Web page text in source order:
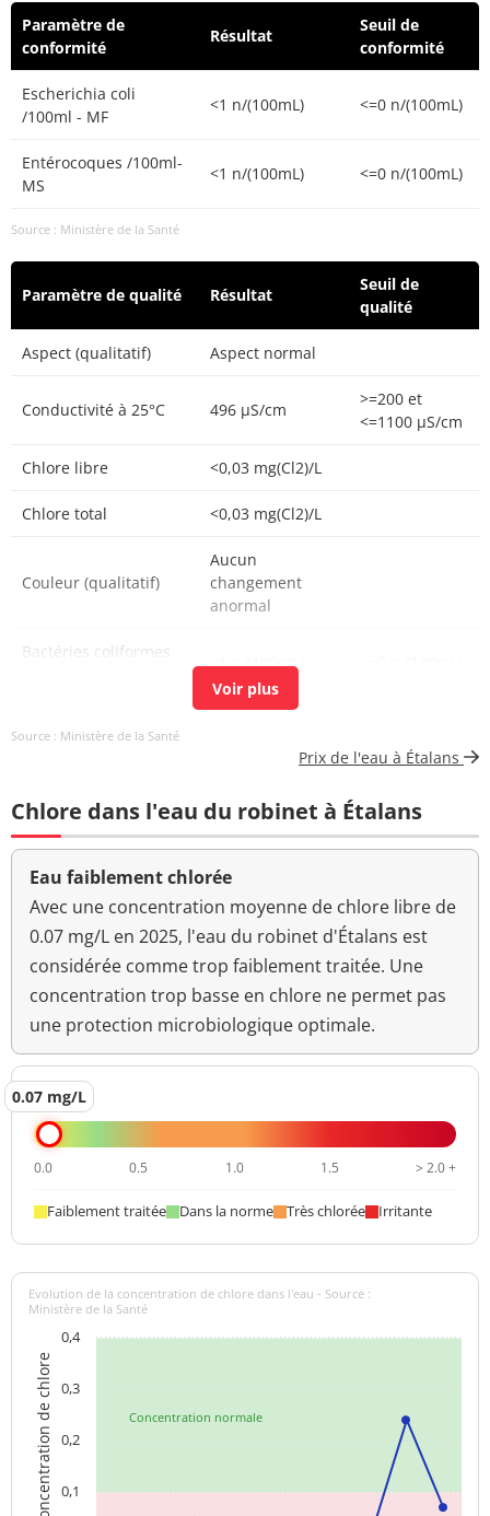
Paramètre de
conformité
Résultat
Seuil de
conformité
Escherichia coli
/100ml - MF
<1 n/(100mL) <=0 n/(100mL)
Entérocoques /100ml-
MS
<1 n/(100mL) <=0 n/(100mL)
Source : Ministère de la Santé
Paramètre de qualité Résultat
Seuil de
qualité
Aspect (qualitatif) Aspect normal
Conductivité à 25°C 496 µS/cm
>=200 et
<=1100 µS/cm
Chlore libre <0,03 mg(Cl2)/L
Chlore total <0,03 mg(Cl2)/L
Couleur (qualitatif)
Aucun
changement
anormal
Bactéries coliformes
<1 n/(100mL)
à 22°-68h
à 36°-44h
137 n/mL
Odeur (qualitatif)
Aucun
changement
pH 7,7 unité pH
>=6,5 et <=9
unité pH
Température de l'eau 23,0 °C <=25 °C
Turbidité
néphélométrique NFU
0,24 NFU <=2 NFU
Source : Ministère de la Santé
Prix de l'eau à Étalans
Chlore dans l'eau du robinet à Étalans
Eau faiblement chlorée
Avec une concentration moyenne de chlore libre de
0.07 mg/L en 2025, l'eau du robinet d'Étalans est
considérée comme trop faiblement traitée. Une
concentration trop basse en chlore ne permet pas
une protection microbiologique optimale.
0.07 mg/L
0.0 0.5 1.0 1.5 > 2.0 +
Faiblement traitée Dans la norme Très chlorée Irritante
Concentration normale
Concentration de chlore
Evolution de la concentration de chlore dans l'eau - Source :
Ministère de la Santé
0,1
0,2
0,3
0,4